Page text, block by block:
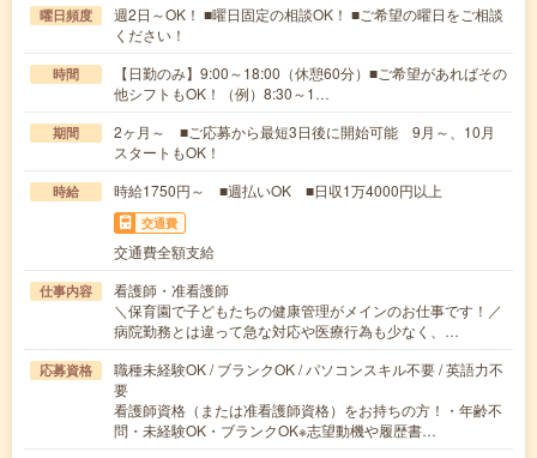
曜日頻度
週2日～OK！ ■曜日固定の相談OK！ ■ご希望の曜日をご相談
ください！
時間
【日勤のみ】9:00～18:00（休憩60分）■ご希望があればその
他シフトもOK！（例）8:30～1…
期間
2ヶ月～ ■ご応募から最短3日後に開始可能 9月～、10月
スタートもOK！
時給 時給1750円～ ■週払いOK ■日収1万4000円以上
交通費
交通費全額支給
仕事内容
看護師・准看護師
＼保育園で子どもたちの健康管理がメインのお仕事です！／
病院勤務とは違って急な対応や医療行為も少なく、…
応募資格
職種未経験OK / ブランクOK / パソコンスキル不要 / 英語力不
要
看護師資格（または准看護師資格）をお持ちの方！・年齢不
問・未経験OK・ブランクOK※志望動機や履歴書…